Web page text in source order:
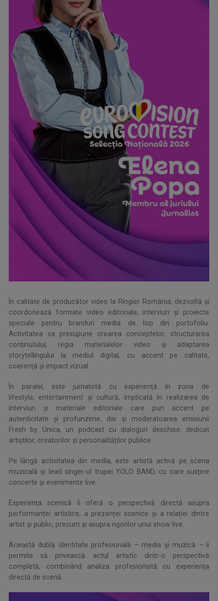
În calitate de producător video la Ringier România, dezvoltă și
coordonează formate video editoriale, interviuri și proiecte
speciale pentru branduri media de top din portofoliu.
Activitatea sa presupune crearea conceptelor, structurarea
conținutului, regia materialelor video și adaptarea
storytellingului la mediul digital, cu accent pe calitate,
coerență și impact vizual.
În paralel, este jurnalistă cu experiență în zona de
lifestyle, entertainment și cultură, implicată în realizarea de
interviuri și materiale editoriale care pun accent pe
autenticitate și profunzime, dar și moderatoarea emisiunii
Fresh by Unica, un podcast cu dialoguri deschise, dedicat
artiștilor, creatorilor și personalităților publice.
Pe lângă activitatea din media, este artistă activă pe scena
muzicală și lead singer-ul trupei YOLO BAND, cu care susține
concerte și evenimente live.
Experiența scenică îi oferă o perspectivă directă asupra
performanței artistice, a prezenței scenice și a relației dintre
artist și public, precum și asupra rigorilor unui show live.
Această dublă identitate profesională – media și muzică – îi
permite să privească actul artistic dintr-o perspectivă
completă, combinând analiza profesionistă cu experiența
directă de scenă.